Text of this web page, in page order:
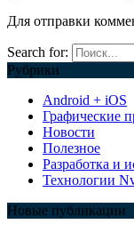
Для отправки
Search for:
Рубрики
Android + iOS
Графические
Новости
Полезное
Разработка и
Технологии
Новые публикации